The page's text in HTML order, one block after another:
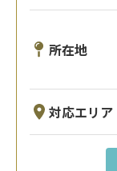
所在地
対応エリア